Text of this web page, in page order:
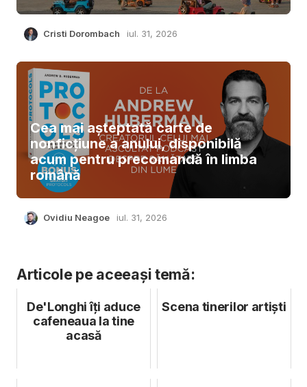
Cristi Dorombach iul. 31, 2026
Cea mai așteptată carte de
nonficțiune a anului, disponibilă
acum pentru precomandă în limba
română
Ovidiu Neagoe iul. 31, 2026
Articole pe aceeași temă:
De'Longhi îți aduce
cafeneaua la tine
acasă
Scena tinerilor artiști